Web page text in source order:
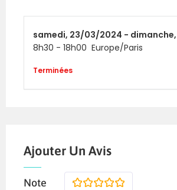
samedi, 23/03/2024 - dimanche,
8h30 - 18h00 Europe/Paris
Terminées
Ajouter Un Avis
Note 5
4
3
2